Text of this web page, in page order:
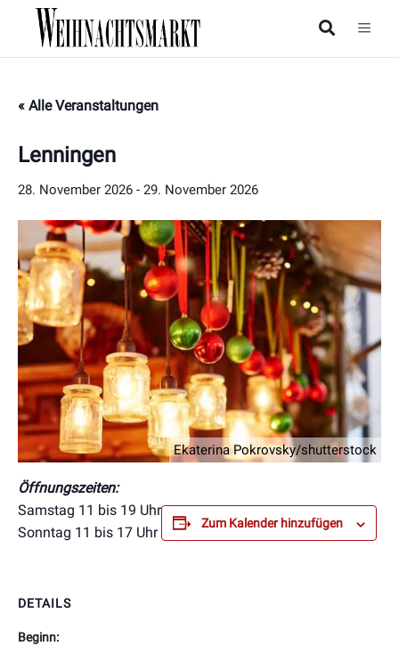
« Alle Veranstaltungen
Lenningen
28. November 2026 - 29. November 2026
Ekaterina Pokrovsky/shutterstock
Öffnungszeiten:
Samstag 11 bis 19 Uhr
Sonntag 11 bis 17 Uhr
Zum Kalender hinzufügen
DETAILS
Beginn: